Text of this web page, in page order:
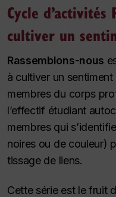
Cycle d’activités
cultiver un
Rassemblons-nous
à cultiver un
membres du corps
l’effectif étudiant
membres qui
noires ou de couleur)
tissage de liens.
Cette série est le fruit